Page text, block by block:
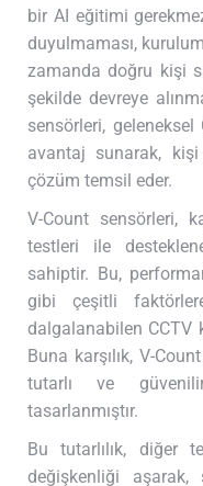
bir AI eğitimi
duyulmaması,
zamanda doğru kişi
şekilde devreye
sensörleri, geleneksel
avantaj sunarak,
çözüm temsil eder.
V-Count sensörleri,
testleri ile
sahiptir. Bu,
gibi çeşitli
dalgalanabilen CCTV
Buna karşılık, V-
tutarlı ve
tasarlanmıştır.
Bu tutarlılık, diğer
değişkenliği